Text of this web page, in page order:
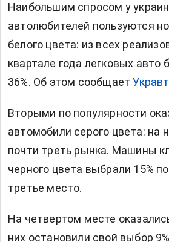
Наибольшим спросом у
автолюбителей пользуются
белого цвета: из всех
квартале года легковых авто
36%. Об этом сообщает
Вторыми по популярности
автомобили серого цвета: на
почти треть рынка. Машины
черного цвета выбрали 15%
третье место.
На четвертом месте
них остановили свой выбор